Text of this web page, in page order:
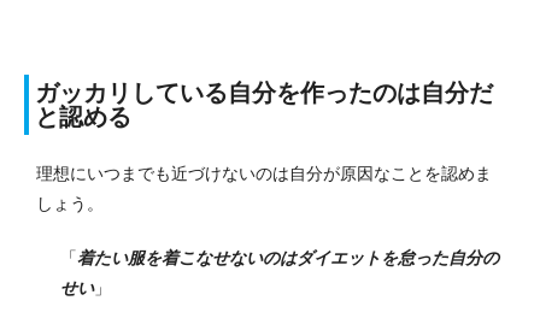
ガッカリしている自分を作ったのは自分だ
と認める
理想にいつまでも近づけないのは自分が原因なことを認めま
しょう。
「着たい服を着こなせないのはダイエットを怠った自分の
せい」